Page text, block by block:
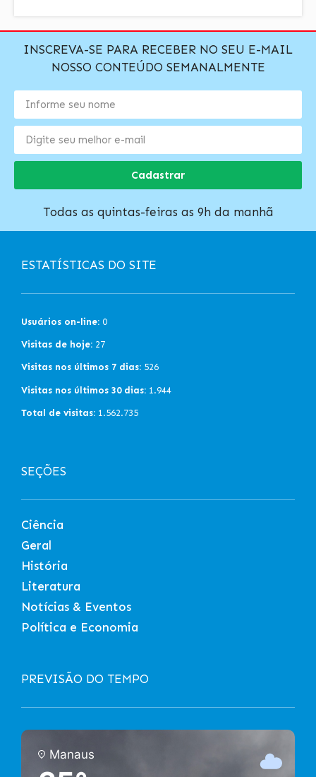
INSCREVA-SE PARA RECEBER NO SEU E-MAIL
NOSSO CONTEÚDO SEMANALMENTE
Cadastrar
Todas as quintas-feiras as 9h da manhã
ESTATÍSTICAS DO SITE
Usuários on-line: 0
Visitas de hoje: 27
Visitas nos últimos 7 dias: 526
Visitas nos últimos 30 dias: 1.944
Total de visitas: 1.562.735
SEÇÕES
Ciência
Geral
História
Literatura
Notícias & Eventos
Política e Economia
PREVISÃO DO TEMPO
Manaus